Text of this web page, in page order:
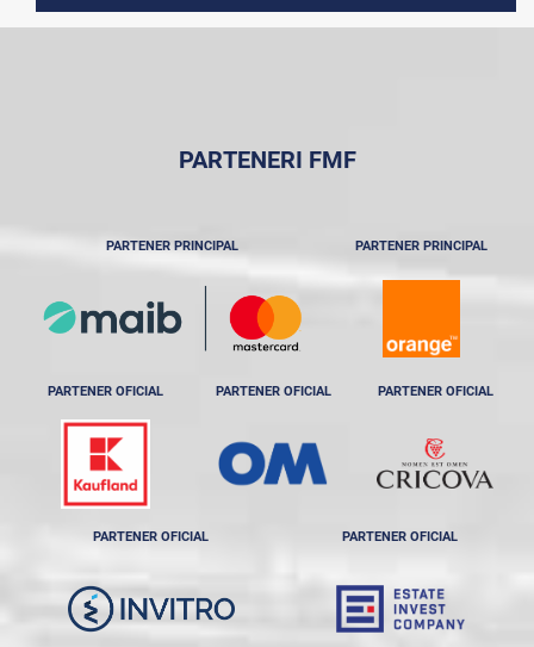
PARTENERI FMF
PARTENER PRINCIPAL PARTENER PRINCIPAL
PARTENER OFICIAL PARTENER OFICIAL PARTENER OFICIAL
PARTENER OFICIAL PARTENER OFICIAL